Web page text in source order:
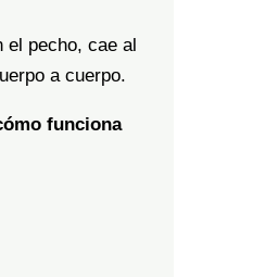
el pecho, cae al
a cuerpo.
funciona